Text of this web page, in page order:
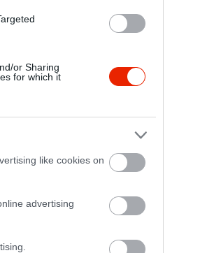
or Sharing
for which it
like cookies on
advertising